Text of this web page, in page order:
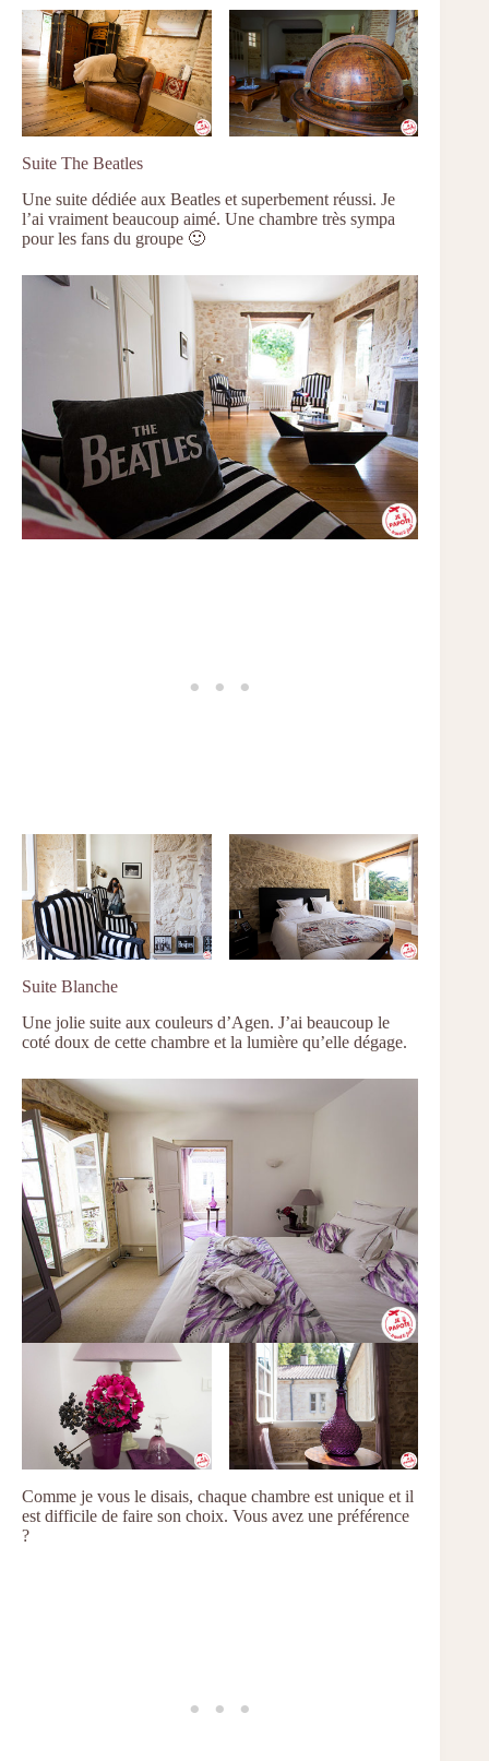
Suite The Beatles
Une suite dédiée aux Beatles et superbement réussi. Je
l’ai vraiment beaucoup aimé. Une chambre très sympa
pour les fans du groupe 🙂
Suite Blanche
Une jolie suite aux couleurs d’Agen. J’ai beaucoup le
coté doux de cette chambre et la lumière qu’elle dégage.
Comme je vous le disais, chaque chambre est unique et il
est difficile de faire son choix. Vous avez une préférence
?